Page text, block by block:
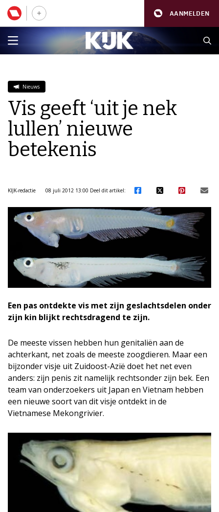
AANMELDEN
Nieuws
Vis geeft ‘uit je nek
lullen’ nieuwe
betekenis
KIJK-redactie 08 juli 2012 13:00 Deel dit artikel:
Een pas ontdekte vis met zijn geslachtsdelen onder
zijn kin blijkt rechtsdragend te zijn.
De meeste vissen hebben hun genitaliën aan de
achterkant, net zoals de meeste zoogdieren. Maar een
bijzonder visje uit Zuidoost-Azië doet het net even
anders: zijn penis zit namelijk rechtsonder zijn bek. Een
team van onderzoekers uit Japan en Vietnam hebben
een nieuwe soort van dit visje ontdekt in de
Vietnamese Mekongrivier.